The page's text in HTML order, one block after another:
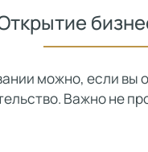
можно, если вы
Важно не